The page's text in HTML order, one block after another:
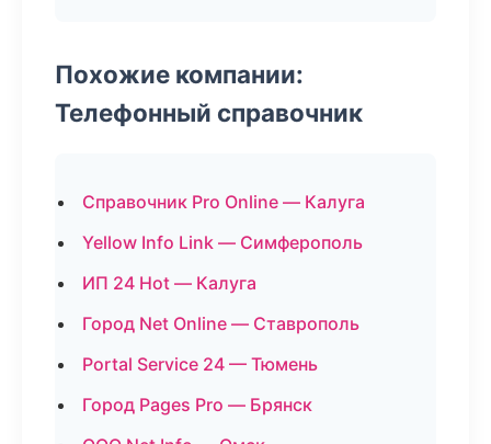
Похожие компании:
Телефонный справочник
Справочник Pro Online — Калуга
Yellow Info Link — Симферополь
ИП 24 Hot — Калуга
Город Net Online — Ставрополь
Portal Service 24 — Тюмень
Город Pages Pro — Брянск